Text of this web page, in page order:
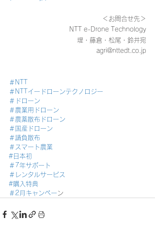
＜お問合せ先＞
NTT e-Drone Technology
堤・藤倉・松尾・鈴井宛
agri@nttedt.co.jp
＃NTT
＃NTTイードローンテクノロジー
＃ドローン
＃農業用ドローン
＃農薬散布ドローン
＃国産ドローン
＃請負散布
＃スマート農業
#日本初
＃7年サポート
＃レンタルサービス
#購入特典
＃2月キャンペー ン